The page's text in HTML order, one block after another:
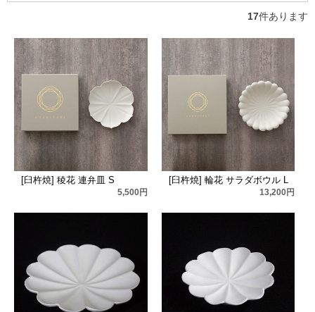
17件あります
[臼杵焼] 稜花 連弁皿 S
5,500円
[臼杵焼] 輪花 サラダボウル L
13,200円